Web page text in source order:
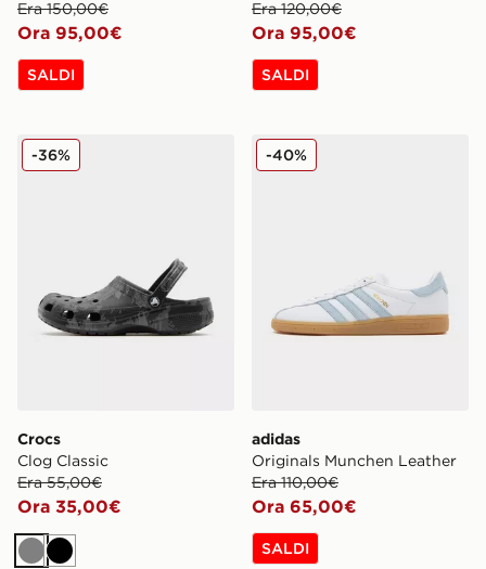
Era 150,00€
Ora 95,00€
SALDI
Era 120,00€
Ora 95,00€
SALDI
Crocs Clog Classic
Crocs
Clog Classic
Era 55,00€
Ora 35,00€
-36%
Grigio
Nero
adidas Originals Munchen
adidas
Originals Munchen Leather
Era 110,00€
Ora 65,00€
-40%
SALDI